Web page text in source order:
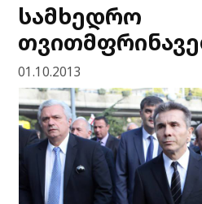
სამხედრო
01.10.2013